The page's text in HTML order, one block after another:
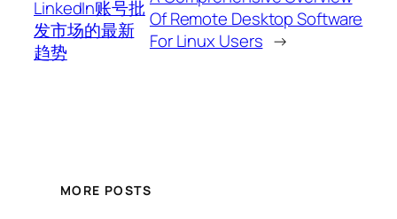
LinkedIn账号批
发市场的最新
趋势
Of Remote Desktop Software
For Linux Users →
MORE POSTS